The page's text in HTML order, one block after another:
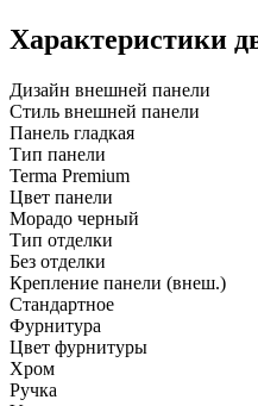
Характеристики
Дизайн внешней панели
Стиль внешней панели
Панель гладкая
Тип панели
Terma Premium
Цвет панели
Морадо черный
Тип отделки
Без отделки
Крепление панели (внеш.)
Стандартное
Фурнитура
Цвет фурнитуры
Хром
Ручка